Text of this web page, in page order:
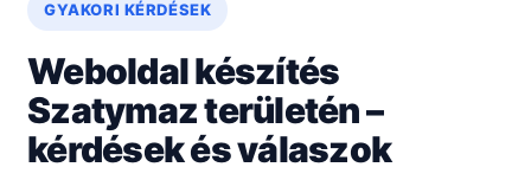
GYAKORI KÉRDÉSEK
Weboldal készítés
Szatymaz területén –
kérdések és válaszok